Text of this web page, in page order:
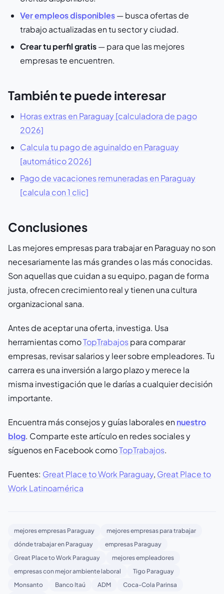
Ver empleos disponibles— busca ofertas de
trabajo actualizadas en tu sector y ciudad.
Crear tu perfil gratis— para que las mejores
empresas te encuentren.
También te puede interesar
Horas extras en Paraguay [calculadora de pago
2026]
Calcula tu pago de aguinaldo en Paraguay
[automático 2026]
Pago de vacaciones remuneradas en Paraguay
[calcula con 1 clic]
Conclusiones
Las mejores empresas para trabajar en Paraguay no son
necesariamente las más grandes o las más conocidas.
Son aquellas que cuidan a su equipo, pagan de forma
justa, ofrecen crecimiento real y tienen una cultura
organizacional sana.
Antes de aceptar una oferta, investiga. Usa
herramientas comoTopTrabajospara comparar
empresas, revisar salarios y leer sobre empleadores. Tu
carrera es una inversión a largo plazo y merece la
misma investigación que le darías a cualquier decisión
importante.
Encuentra más consejos y guías laborales ennuestro
blog. Comparte este artículo en redes sociales y
síguenos en Facebook comoTopTrabajos.
Fuentes: Great Place to Work Paraguay, Great Place to
Work Latinoamérica
mejores empresas Paraguay
mejores empresas para trabajar
dónde trabajar en Paraguay
empresas Paraguay
Great Place to Work Paraguay
mejores empleadores
empresas con mejor ambiente laboral
Tigo Paraguay
Monsanto
Banco Itaú ADM
Coca-Cola Parinsa